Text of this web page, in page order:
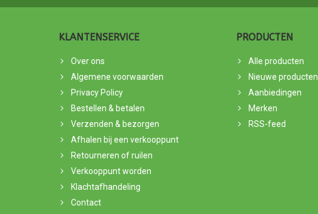
KLANTENSERVICE
Over ons
Algemene voorwaarden
Privacy Policy
Bestellen & betalen
Verzenden & bezorgen
Afhalen bij een verkooppunt
Retourneren of ruilen
Verkooppunt worden
Klachtafhandeling
Contact
PRODUCTEN
Alle producten
Nieuwe producten
Aanbiedingen
Merken
RSS-feed